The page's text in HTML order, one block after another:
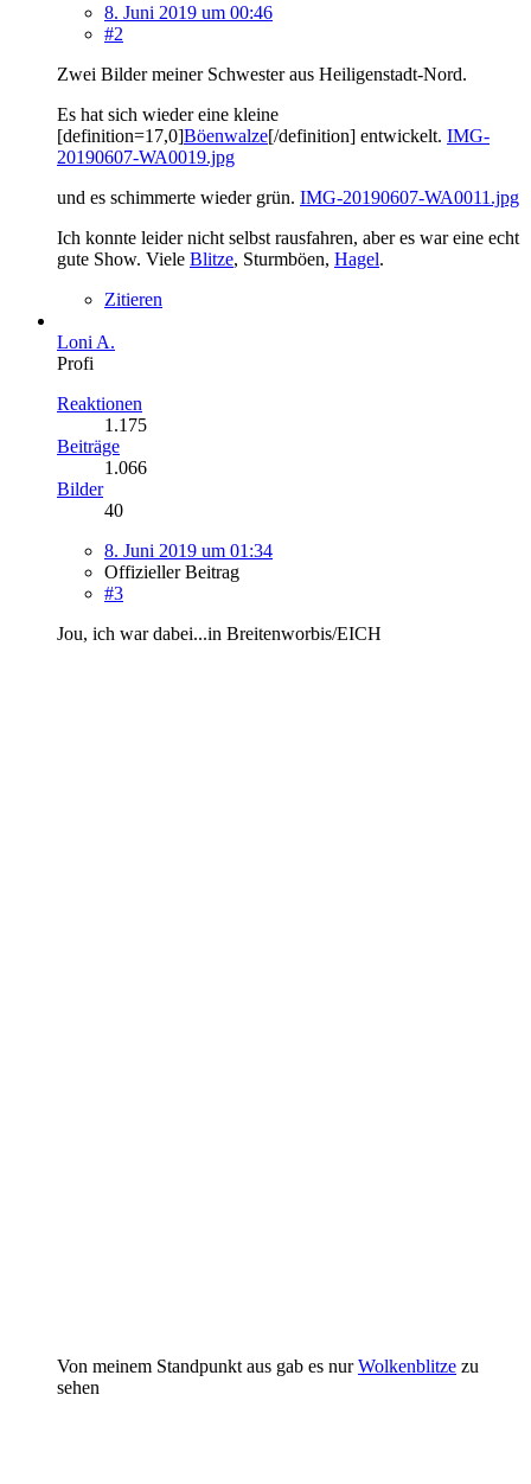
8. Juni 2019 um 00:46
#2
Zwei Bilder meiner Schwester aus Heiligenstadt-Nord.
Es hat sich wieder eine kleine
[definition=17,0]Böenwalze[/definition] entwickelt. IMG-
20190607-WA0019.jpg
und es schimmerte wieder grün. IMG-20190607-WA0011.jpg
Ich konnte leider nicht selbst rausfahren, aber es war eine echt
gute Show. Viele Blitze, Sturmböen, Hagel.
Zitieren
Loni A.
Profi
Reaktionen
1.175
Beiträge
1.066
Bilder
40
8. Juni 2019 um 01:34
Offizieller Beitrag
#3
Jou, ich war dabei...in Breitenworbis/EICH
Von meinem Standpunkt aus gab es nurWolkenblitze zu
sehen